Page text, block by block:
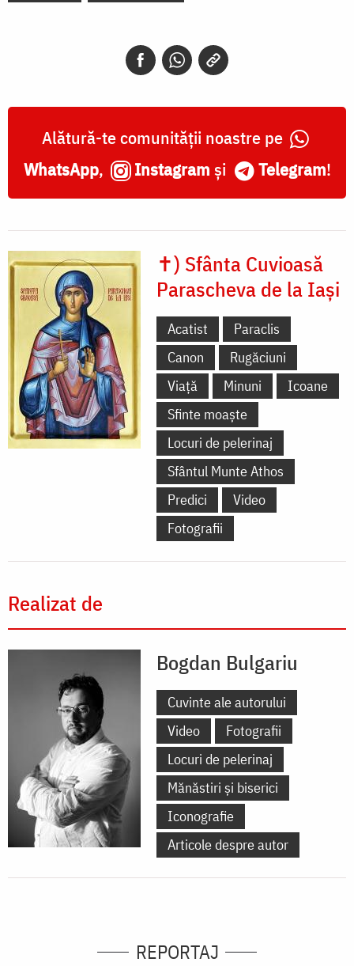
Alătură-te comunității noastre pe
WhatsApp, Instagram și Telegram!
✝) Sfânta Cuvioasă
Parascheva de la Iași
Acatist
Paraclis
Canon
Rugăciuni
Viață
Minuni
Icoane
Sfinte moaște
Locuri de pelerinaj
Sfântul Munte Athos
Predici
Video
Fotografii
Realizat de
Bogdan Bulgariu
Cuvinte ale autorului
Video
Fotografii
Locuri de pelerinaj
Mănăstiri și biserici
Iconografie
Articole despre autor
REPORTAJ